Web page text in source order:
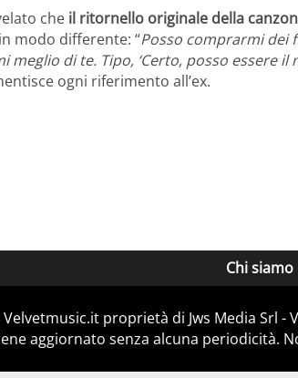
che il ritornello originale della
modo differente: “Posso comprarmi dei
meglio di te. Tipo, ‘Certo, posso essere
ogni riferimento all’ex.
Chi siamo
proprietà di Jws Media Srl -
aggiornato senza alcuna periodicità.